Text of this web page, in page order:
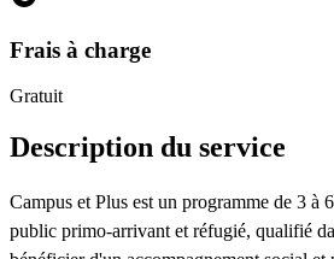
Frais à charge
Gratuit
Description du service
Campus et Plus est un programme de 3 à
public primo-arrivant et réfugié, qualifié